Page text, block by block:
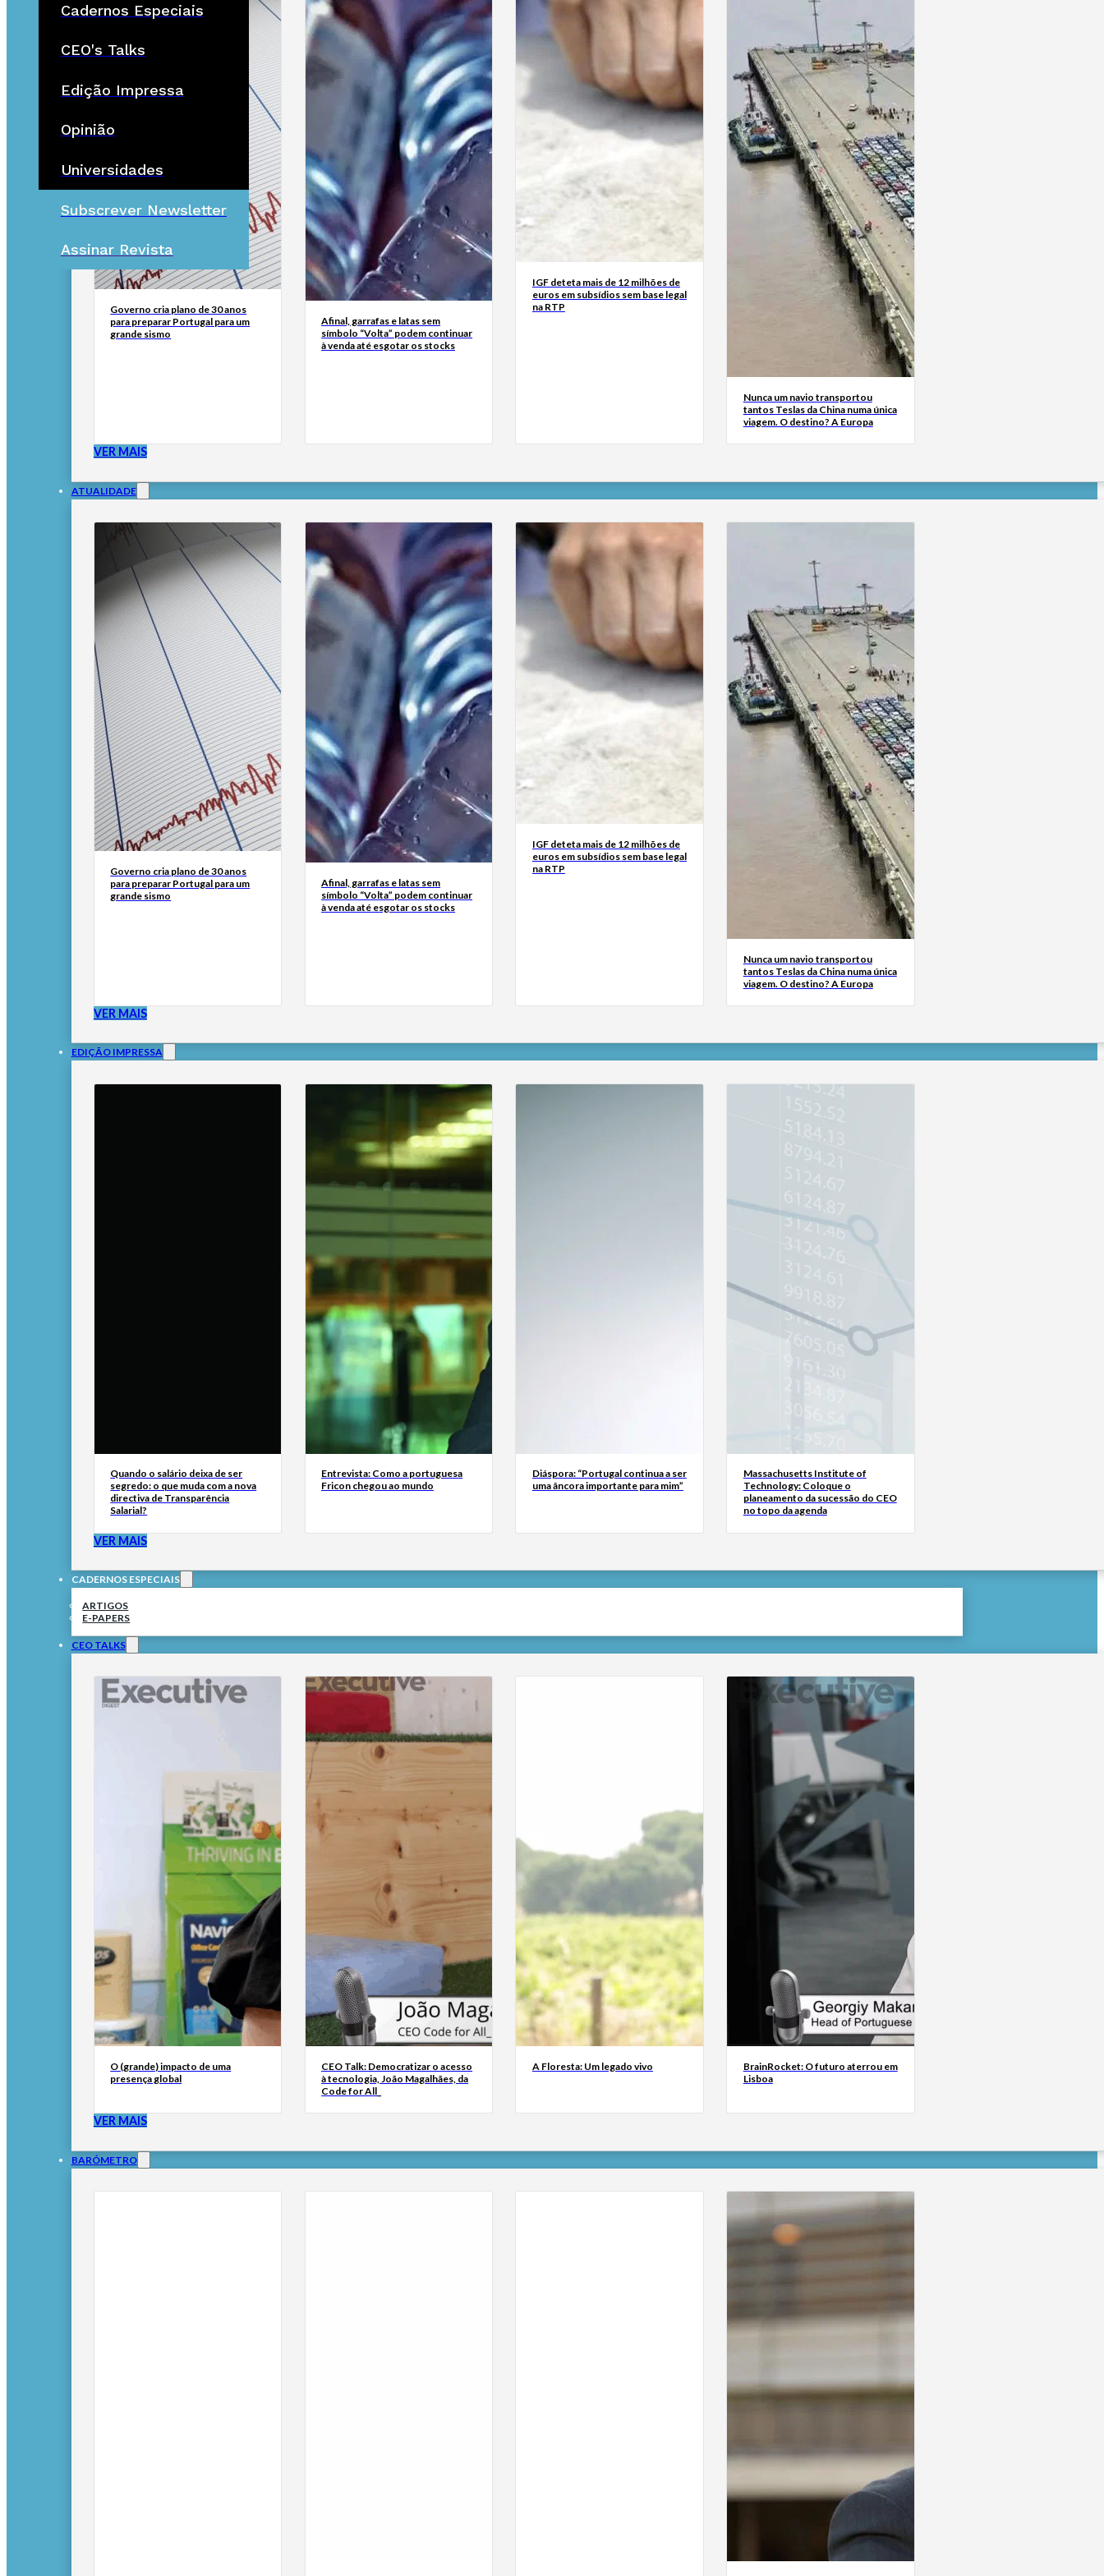
Cadernos Especiais
CEO's Talks
Edição Impressa
Opinião
Universidades
Subscrever Newsletter
Assinar Revista
Governo cria plano de 30 anos
para preparar Portugal para um
grande sismo
Afinal, garrafas e latas sem
símbolo “Volta” podem continuar
à venda até esgotar os stocks
IGF deteta mais de 12 milhões de
euros em subsídios sem base legal
na RTP
Nunca um navio transportou
tantos Teslas da China numa única
viagem. O destino? A Europa
VER MAIS
ATUALIDADE
Governo cria plano de 30 anos
para preparar Portugal para um
grande sismo
Afinal, garrafas e latas sem
símbolo “Volta” podem continuar
à venda até esgotar os stocks
IGF deteta mais de 12 milhões de
euros em subsídios sem base legal
na RTP
Nunca um navio transportou
tantos Teslas da China numa única
viagem. O destino? A Europa
VER MAIS
EDIÇÃO IMPRESSA
Quando o salário deixa de ser
segredo: o que muda com a nova
directiva de Transparência
Salarial?
Entrevista: Como a portuguesa
Fricon chegou ao mundo
Diáspora: “Portugal continua a ser
uma âncora importante para mim”
Massachusetts Institute of
Technology: Coloque o
planeamento da sucessão do CEO
no topo da agenda
VER MAIS
CADERNOS ESPECIAIS
ARTIGOS
E-PAPERS
CEO TALKS
O (grande) impacto de uma
presença global
CEO Talk: Democratizar o acesso
à tecnologia, João Magalhães, da
Code for All_
A Floresta: Um legado vivo
BrainRocket: O futuro aterrou em
Lisboa
VER MAIS
BARÓMETRO